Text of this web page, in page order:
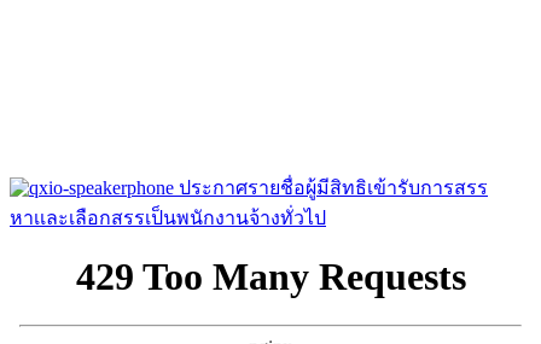
ประกาศรายชื่อผู้มีสิทธิเข้ารับการสรร
หาเเละเลือกสรรเป็นพนักงานจ้างทั่วไป